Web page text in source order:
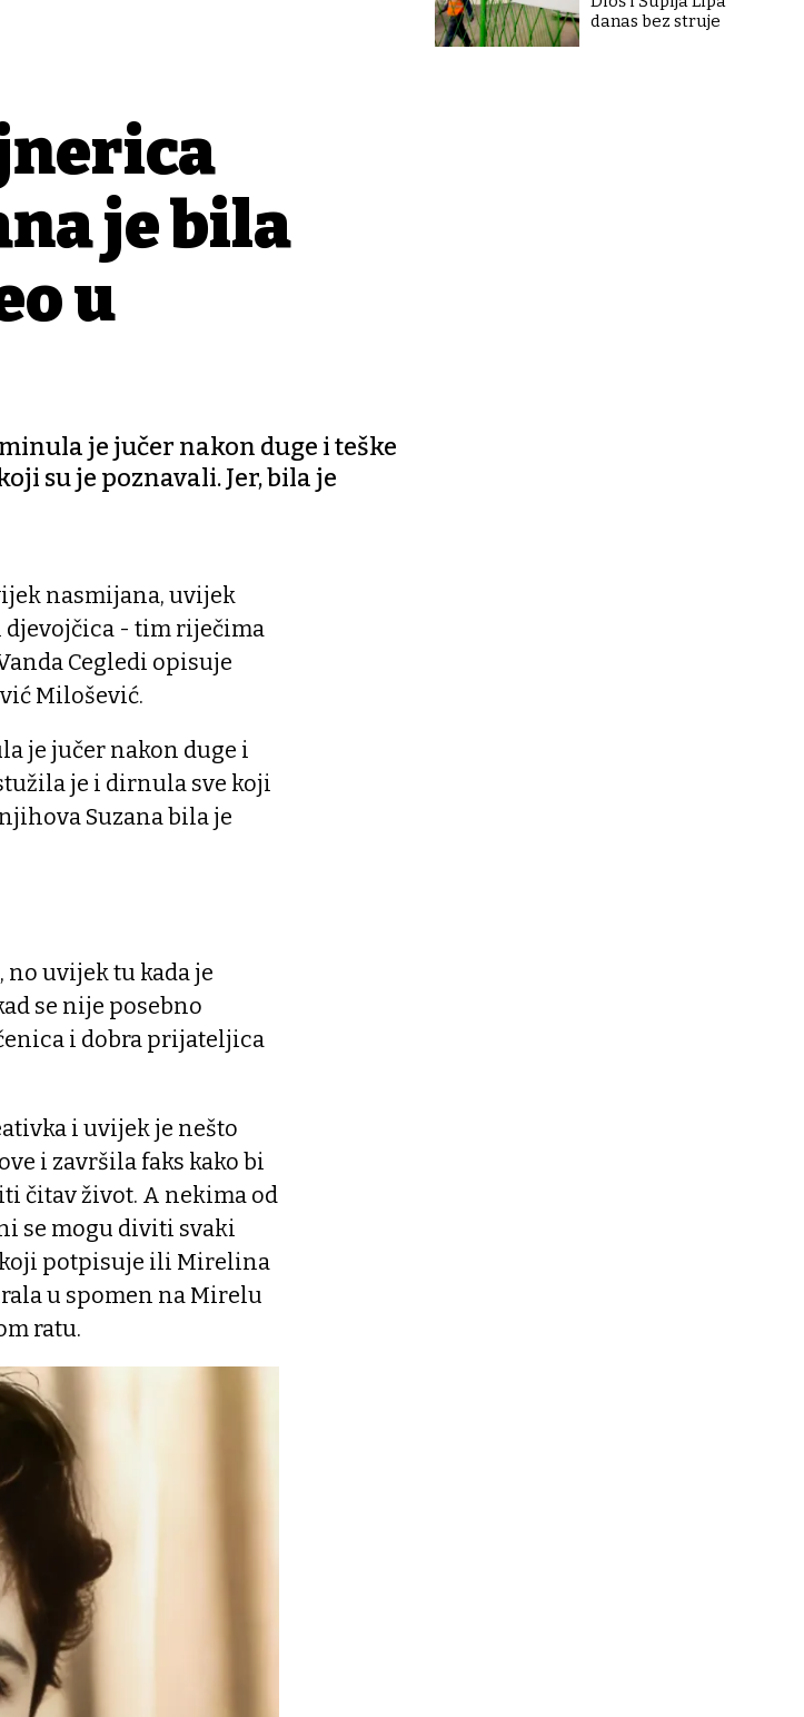
je bila
u
je jučer nakon duge i teške
su je poznavali. Jer, bila je
nasmijana, uvijek
- tim riječima
Cegledi opisuje
Milošević.
je jučer nakon duge i
je i dirnula sve koji
Suzana bila je
uvijek tu kada je
se nije posebno
i dobra prijateljica
i uvijek je nešto
i završila faks kako bi
čitav život. A nekima od
se mogu diviti svaki
koji potpisuje ili Mirelina
u spomen na Mirelu
ratu.
danas bez struje